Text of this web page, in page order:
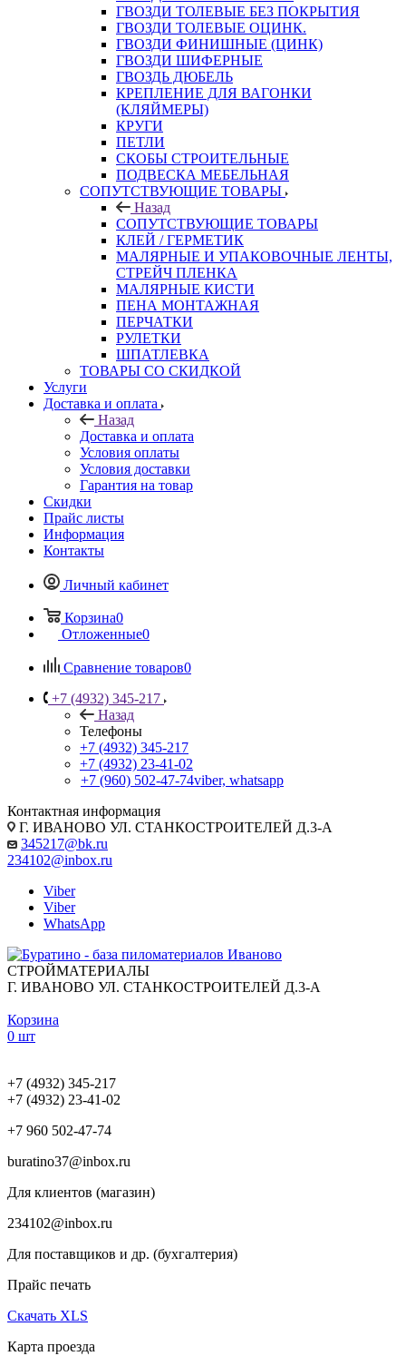
ГВОЗДИ ТОЛЕВЫЕ БЕЗ ПОКРЫТИЯ
ГВОЗДИ ТОЛЕВЫЕ ОЦИНК.
ГВОЗДИ ФИНИШНЫЕ (ЦИНК)
ГВОЗДИ ШИФЕРНЫЕ
ГВОЗДЬ ДЮБЕЛЬ
КРЕПЛЕНИЕ ДЛЯ ВАГОНКИ
(КЛЯЙМЕРЫ)
КРУГИ
ПЕТЛИ
СКОБЫ СТРОИТЕЛЬНЫЕ
ПОДВЕСКА МЕБЕЛЬНАЯ
СОПУТСТВУЮЩИЕ ТОВАРЫ
Назад
СОПУТСТВУЮЩИЕ ТОВАРЫ
КЛЕЙ / ГЕРМЕТИК
МАЛЯРНЫЕ И УПАКОВОЧНЫЕ ЛЕНТЫ,
СТРЕЙЧ ПЛЕНКА
МАЛЯРНЫЕ КИСТИ
ПЕНА МОНТАЖНАЯ
ПЕРЧАТКИ
РУЛЕТКИ
ШПАТЛЕВКА
ТОВАРЫ СО СКИДКОЙ
Услуги
Доставка и оплата
Назад
Доставка и оплата
Условия оплаты
Условия доставки
Гарантия на товар
Скидки
Прайс листы
Информация
Контакты
Личный кабинет
Корзина0
Отложенные0
Сравнение товаров0
+7 (4932) 345-217
Назад
Телефоны
+7 (4932) 345-217
+7 (4932) 23-41-02
+7 (960) 502-47-74viber, whatsapp
Контактная информация
Г. ИВАНОВО УЛ. СТАНКОСТРОИТЕЛЕЙ Д.3-А
345217@bk.ru
234102@inbox.ru
Viber
Viber
WhatsApp
СТРОЙМАТЕРИАЛЫ
Г. ИВАНОВО УЛ. СТАНКОСТРОИТЕЛЕЙ Д.3-А
Корзина
0 шт
+7 (4932) 345-217
+7 (4932) 23-41-02
+7 960 502-47-74
buratino37@inbox.ru
Для клиентов (магазин)
234102@inbox.ru
Для поставщиков и др. (бухгалтерия)
Прайс печать
Скачать XLS
Карта проезда